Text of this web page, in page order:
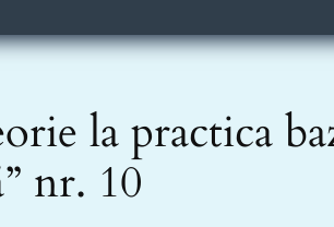
la practica
nr. 10